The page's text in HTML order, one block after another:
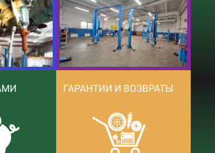
ГАРАНТИИ И ВОЗВРАТЫ